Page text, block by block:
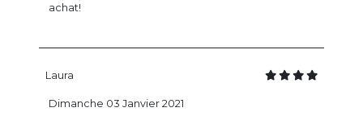
achat!
Laura
Dimanche 03 Janvier 2021